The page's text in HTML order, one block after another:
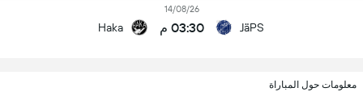
JäPS
14/08/26
03:30 م Haka
معلومات حول المباراة